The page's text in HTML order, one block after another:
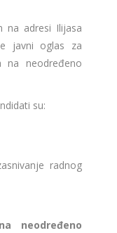
na adresi Ilijasa
javni oglas za
neodređeno
su:
radnog
neodređeno